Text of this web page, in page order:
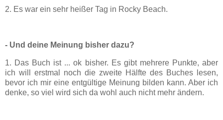
2. Es war ein sehr heißer Tag in Rocky Beach.
- Und deine Meinung bisher dazu?
1. Das Buch ist ... ok bisher. Es gibt mehrere Punkte, aber
ich will erstmal noch die zweite Hälfte des Buches lesen,
bevor ich mir eine entgültige Meinung bilden kann. Aber ich
denke, so viel wird sich da wohl auch nicht mehr ändern.